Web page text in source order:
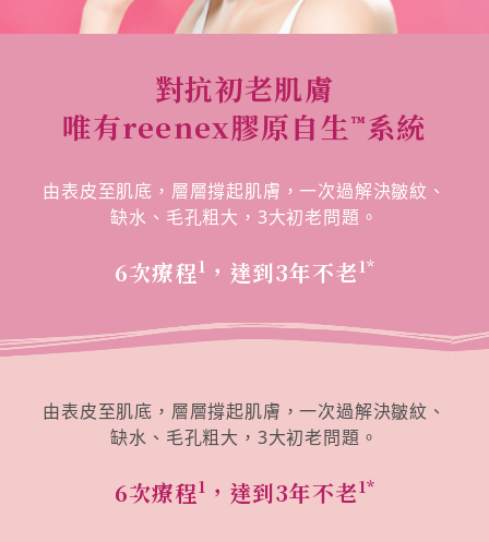
對抗初老肌膚
唯有reenex膠原自生™系統
由表皮至肌底，層層撐起肌膚，一次過解決皺紋、
缺水、毛孔粗大，3大初老問題。
6次療程1 ，達到3年不老1*
由表皮至肌底，層層撐起肌膚，一次過解決皺紋、
缺水、毛孔粗大，3大初老問題。
6次療程1 ，達到3年不老1*